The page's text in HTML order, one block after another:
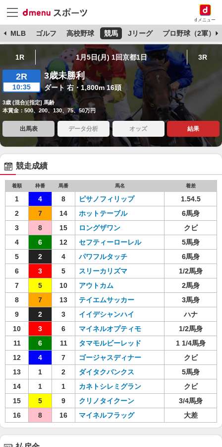
dメニュー
MLB ゴルフ 高校野球 競馬 Jリーグ プロ野球（2軍）
1R 1月5日(月) 1回京都1日 3R
2R
10:35
3歳未勝利
ダート 右・1,800m 16頭
3歳 (混合)[指定] 馬齢
本賞金：500、200、130、75、50万円
出馬表 データ分析 オッズ 結果
競走成績
着順 枠番 馬番 馬名 着差
1 4 8 ピサノフィリップ
1.54.5
2
7 14 ホットテーブル
6馬身
3
8 15 ロングザワン
クビ
4
6 12 セフティーローレル
5馬身
5
2 4 パワフルタッチ
6馬身
6
3 5 スリーカリズマ
1/2馬身
7
5 10 アウトカム
2馬身
8
7 13 テイエムサッカー
3馬身
9
2 3 イイデシャンハイ
ハナ
10
3 6 マイネルオプティモ
1/2馬身
11
6 11 タマモルビーレッド
1 1/4馬身
12
4 7 ゴージャスディナー
クビ
13
1 2 ダイタクバンクス
5馬身
14
1 1 カネトシレミグラン
クビ
15
5 9 クリノタイクーン
3/4馬身
16
8 16 マイネルフラッグ 大差